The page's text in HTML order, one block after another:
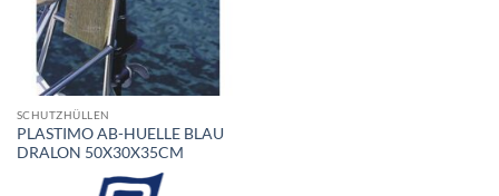
SCHUTZHÜLLEN
PLASTIMO AB-HUELLE BLAU
DRALON 50X30X35CM